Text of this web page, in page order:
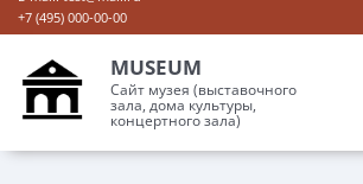
+7 (495) 000-00-00
MUSEUM
Сайт музея (выставочного
зала, дома культуры,
концертного зала)